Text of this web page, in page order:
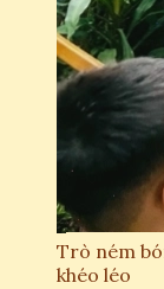
Trò ném
khéo léo